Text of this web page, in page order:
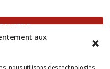
aux
nous utilisons des technologies